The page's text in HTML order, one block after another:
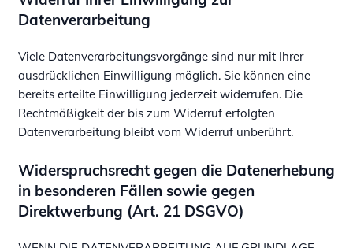
Datenverarbeitung
Viele Datenverarbeitungsvorgänge sind nur mit Ihrer
ausdrücklichen Einwilligung möglich. Sie können eine
bereits erteilte Einwilligung jederzeit widerrufen. Die
Rechtmäßigkeit der bis zum Widerruf erfolgten
Datenverarbeitung bleibt vom Widerruf unberührt.
Widerspruchsrecht gegen die Datenerhebung
in besonderen Fällen sowie gegen
Direktwerbung (Art. 21 DSGVO)